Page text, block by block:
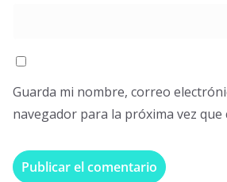
Guarda mi nombre, correo
navegador para la próxima vez que